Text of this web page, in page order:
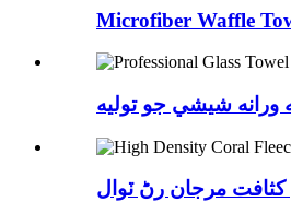
کثافت مرجان رڻ ٽوال